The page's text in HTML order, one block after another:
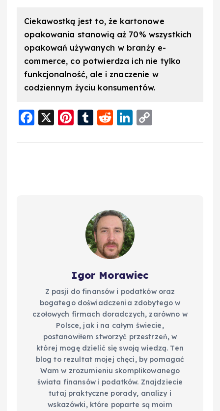
Ciekawostką jest to, że kartonowe
opakowania stanowią aż 70% wszystkich
opakowań używanych w branży e-
commerce, co potwierdza ich nie tylko
funkcjonalność, ale i znaczenie w
codziennym życiu konsumentów.
F
c
X
Pi
er
T
m
R
d
Li
k p
Igor Morawiec
Z pasji do finansów i podatków oraz
bogatego doświadczenia zdobytego w
czołowych firmach doradczych, zarówno w
Polsce, jak i na całym świecie,
postanowiłem stworzyć przestrzeń, w
której mogę dzielić się swoją wiedzą. Ten
blog to rezultat mojej chęci, by pomagać
Wam w zrozumieniu skomplikowanego
świata finansów i podatków. Znajdziecie
tutaj praktyczne porady, analizy i
wskazówki, które poparte są moim